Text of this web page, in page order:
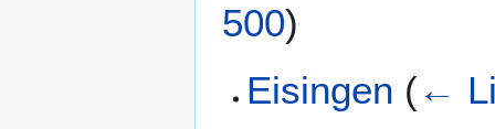
500)
Eisingen (←